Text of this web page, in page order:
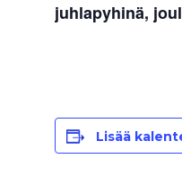
juhlapyhinä,
Lisää